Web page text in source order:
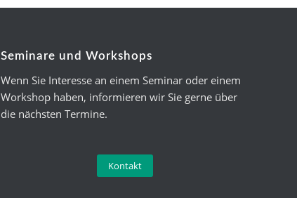
Seminare und Workshops
Wenn Sie Interesse an einem Seminar oder einem
Workshop haben, informieren wir Sie gerne über
die nächsten Termine.
Kontakt